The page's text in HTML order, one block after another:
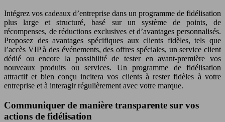
Intégrez vos cadeaux d’entreprise dans un programme de fidélisation
plus large et structuré, basé sur un système de points, de
récompenses, de réductions exclusives et d’avantages personnalisés.
Proposez des avantages spécifiques aux clients fidèles, tels que
l’accès VIP à des événements, des offres spéciales, un service client
dédié ou encore la possibilité de tester en avant-première vos
nouveaux produits ou services. Un programme de fidélisation
attractif et bien conçu incitera vos clients à rester fidèles à votre
entreprise et à interagir régulièrement avec votre marque.
Communiquer de manière transparente sur vos
actions de fidélisation